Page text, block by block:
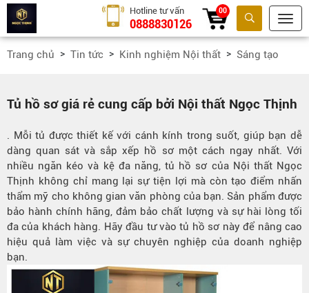
Tìm kiếm
Hotline tư vấn
0888830126
00
Trang chủ Tin tức Kinh nghiệm Nội thất Sáng tạo
Tủ hồ sơ giá rẻ cung cấp bởi Nội thất Ngọc Thịnh
. Mỗi tủ được thiết kế với cánh kính trong suốt, giúp bạn dễ
dàng quan sát và sắp xếp hồ sơ một cách ngay nhất. Với
nhiều ngăn kéo và kệ đa năng, tủ hồ sơ của Nội thất Ngọc
Thịnh không chỉ mang lại sự tiện lợi mà còn tạo điểm nhấn
thẩm mỹ cho không gian văn phòng của bạn. Sản phẩm được
bảo hành chính hãng, đảm bảo chất lượng và sự hài lòng tối
đa của khách hàng. Hãy đầu tư vào tủ hồ sơ này để nâng cao
hiệu quả làm việc và sự chuyên nghiệp của doanh nghiệp
bạn.